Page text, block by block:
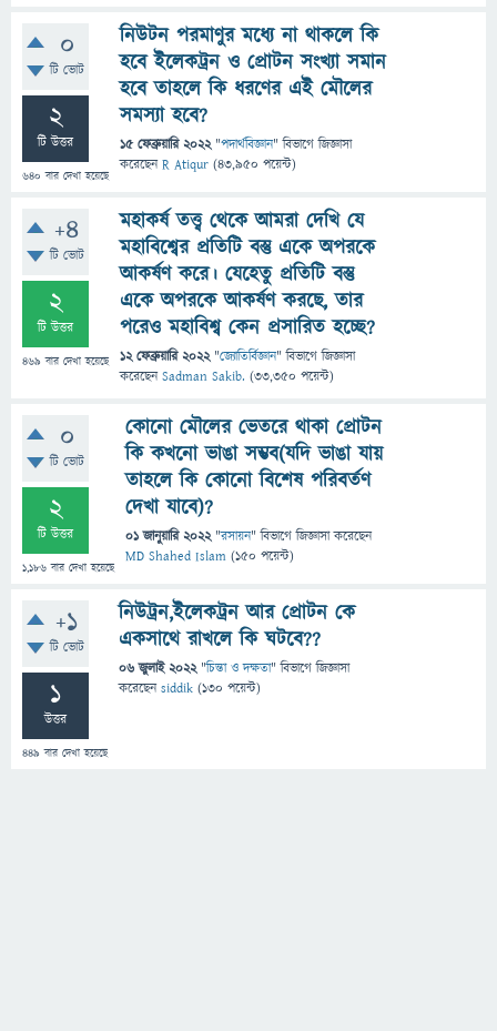
0
টি ভোট
2
টি উত্তর
640 বার দেখা হয়েছে
নিউটন পরমাণুর মধ্যে না থাকলে কি
হবে ইলেকট্রন ও প্রোটন সংখ্যা সমান
হবে তাহলে কি ধরণের এই মৌলের
সমস্যা হবে?
15 ফেব্রুয়ারি 2022 "পদার্থবিজ্ঞান" বিভাগে জিজ্ঞাসা
করেছেনR Atiqur (43,950 পয়েন্ট)
+4
টি ভোট
2
টি উত্তর
469 বার দেখা হয়েছে
মহাকর্ষ তত্ত্ব থেকে আমরা দেখি যে
মহাবিশ্বের প্রতিটি বস্তু একে অপরকে
আকর্ষণ করে। যেহেতু প্রতিটি বস্তু
একে অপরকে আকর্ষণ করছে, তার
পরেও মহাবিশ্ব কেন প্রসারিত হচ্ছে?
12 ফেব্রুয়ারি 2022 "জ্যোতির্বিজ্ঞান" বিভাগে জিজ্ঞাসা
করেছেনSadman Sakib. (33,350 পয়েন্ট)
0
টি ভোট
2
টি উত্তর
1,186 বার দেখা হয়েছে
কোনো মৌলের ভেতরে থাকা প্রোটন
কি কখনো ভাঙা সম্ভব(যদি ভাঙা যায়
তাহলে কি কোনো বিশেষ পরিবর্তণ
দেখা যাবে)?
01 জানুয়ারি 2022 "রসায়ন" বিভাগে জিজ্ঞাসাকরেছেন
MD Shahed Islam (150 পয়েন্ট)
+1
টি ভোট
1
উত্তর
449 বার দেখা হয়েছে
নিউট্রন,ইলেকট্রন আর প্রোটন কে
একসাথে রাখলে কি ঘটবে??
06 জুলাই 2022 "চিন্তা ও দক্ষতা" বিভাগে জিজ্ঞাসা
করেছেনsiddik (130 পয়েন্ট)